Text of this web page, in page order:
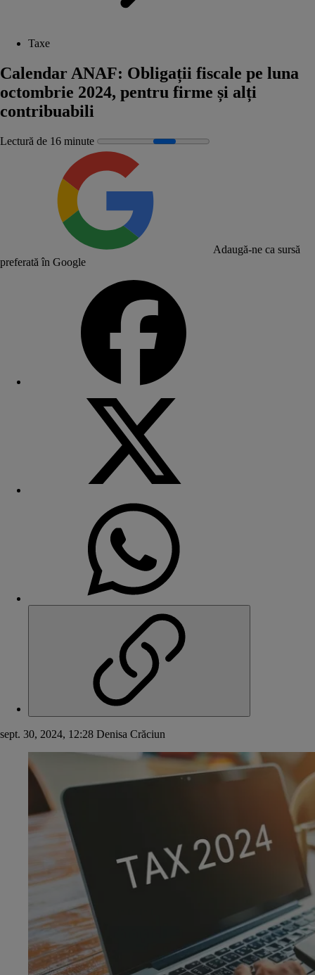
Taxe
Calendar ANAF: Obligații fiscale pe luna
octombrie 2024, pentru firme și alți
contribuabili
Lectură de 16 minute
Adaugă-ne ca sursă
preferată în Google
sept. 30, 2024, 12:28 Denisa Crăciun